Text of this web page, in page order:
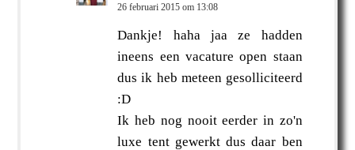
26 februari 2015 om 13:08
Dankje! haha jaa ze hadden
ineens een vacature open staan
dus ik heb meteen gesolliciteerd
:D
Ik heb nog nooit eerder in zo'n
luxe tent gewerkt dus daar ben